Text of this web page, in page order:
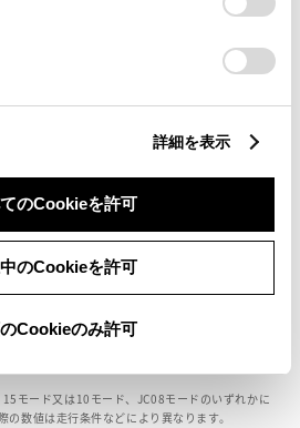
の取り扱いについて
」をご覧くだ
詳細を表示
のCookieを許可
のCookieを許可
Cookieのみ許可
数ある場合とサスペンション形式などにより、ホイ
合がございます。
モード又は10モード、JC08モードのいずれかに
数値は走行条件などにより異なります。